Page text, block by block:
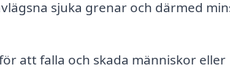
sjuka grenar och därmed
att falla och skada människor eller